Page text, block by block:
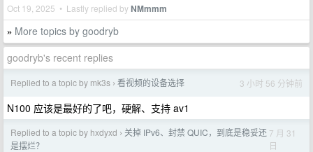
Oct 19, 2025 • Lastly replied byNMmmm
» More topics by goodryb
goodryb's recent replies
Replied to a topic by mk3s › 看视频的设备选择 3 小时 56 分钟前
N100 应该是最好的了吧，硬解、支持 av1
Replied to a topic by hxdyxd › 关掉 IPv6、封禁 QUIC，到底是稳妥还
是摆烂？
7 月 31
日